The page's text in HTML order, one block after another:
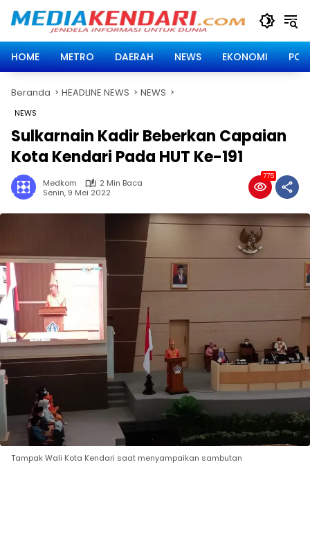
HOME
METRO DAERAH NEWS EKONOMI
Beranda HEADLINE NEWS NEWS
NEWS
Sulkarnain Kadir Beberkan Capaian
Kota Kendari Pada HUT Ke-191
Medkom
2 Min Baca
Senin, 9 Mei 2022
775
Tampak Wali Kota Kendari saat menyampaikan sambutan